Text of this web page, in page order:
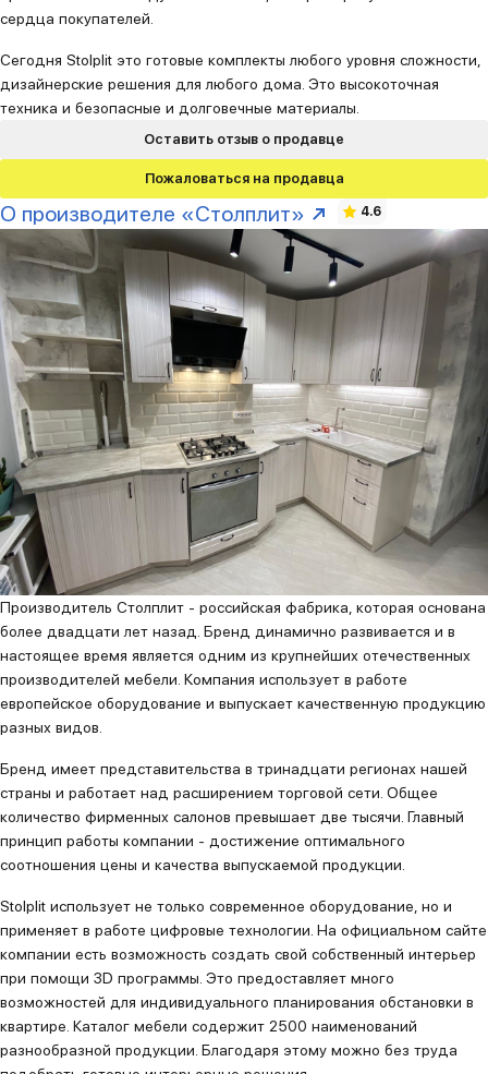
Оставить отзыв о продавце
Пожаловаться на продавца
сердца покупателей.
Сегодня Stolplit это готовые комплекты любого уровня сложности,
дизайнерские решения для любого дома. Это высокоточная
техника и безопасные и долговечные материалы.
О производителе «Столплит» 4.6
Производитель Столплит - российская фабрика, которая основана
более двадцати лет назад. Бренд динамично развивается и в
настоящее время является одним из крупнейших отечественных
производителей мебели. Компания использует в работе
европейское оборудование и выпускает качественную продукцию
разных видов.
Бренд имеет представительства в тринадцати регионах нашей
страны и работает над расширением торговой сети. Общее
количество фирменных салонов превышает две тысячи. Главный
принцип работы компании - достижение оптимального
соотношения цены и качества выпускаемой продукции.
Stolplit использует не только современное оборудование, но и
применяет в работе цифровые технологии. На официальном сайте
компании есть возможность создать свой собственный интерьер
при помощи 3D программы. Это предоставляет много
возможностей для индивидуального планирования обстановки в
квартире. Каталог мебели содержит 2500 наименований
разнообразной продукции. Благодаря этому можно без труда